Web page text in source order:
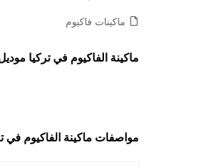
ماكينات فاكيوم
ماكينة الفاكيوم في تركيا موديل 605 ماركة مهندس
مواصفات ماكينة الفاكيوم في